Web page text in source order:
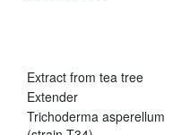
Extract from tea tree
Extender
Trichoderma asperellum